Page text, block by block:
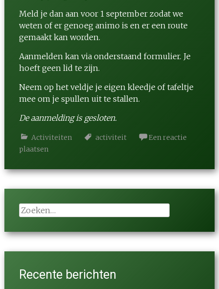
Meld je dan aan voor 1 september zodat we
weten of er genoeg animo is en er een route
gemaakt kan worden.
Aanmelden kan via onderstaand formulier. Je
hoeft geen lid te zijn.
Neem op het veldje je eigen kleedje of tafeltje
mee om je spullen uit te stallen.
De aanmelding is gesloten.
Activiteiten activiteit
Een reactie
plaatsen
Zoeken
naar:
Recente berichten